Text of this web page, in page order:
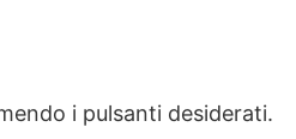
i pulsanti desiderati.